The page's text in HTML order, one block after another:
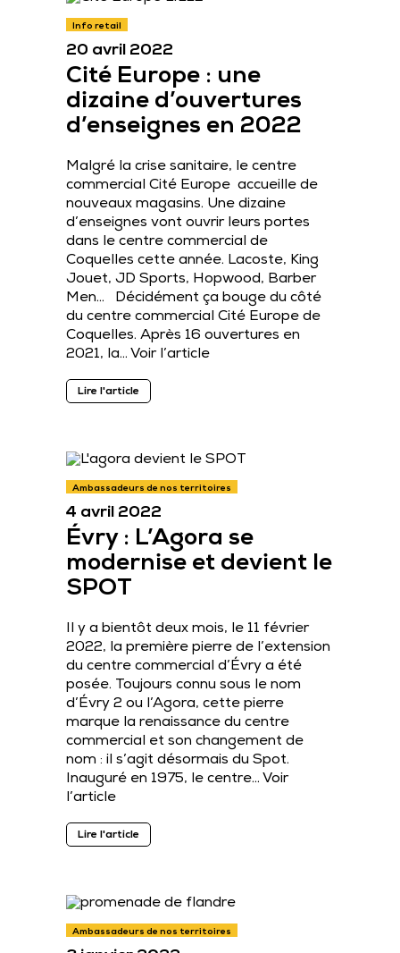
Info retail
20 avril 2022
Cité Europe : une
dizaine d’ouvertures
d’enseignes en 2022
Malgré la crise sanitaire, le centre
commercial Cité Europe accueille de
nouveaux magasins. Une dizaine
d’enseignes vont ouvrir leurs portes
dans le centre commercial de
Coquelles cette année. Lacoste, King
Jouet, JD Sports, Hopwood, Barber
Men… Décidément ça bouge du côté
du centre commercial Cité Europe de
Coquelles. Après 16 ouvertures en
2021, la… Voir l’article
Lire l'article
Ambassadeurs de nos territoires
4 avril 2022
Évry : L’Agora se
modernise et devient le
SPOT
Il y a bientôt deux mois, le 11 février
2022, la première pierre de l’extension
du centre commercial d’Évry a été
posée. Toujours connu sous le nom
d’Évry 2 ou l’Agora, cette pierre
marque la renaissance du centre
commercial et son changement de
nom : il s’agit désormais du Spot.
Inauguré en 1975, le centre… Voir
l’article
Lire l'article
Ambassadeurs de nos territoires